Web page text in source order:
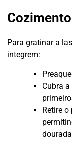
Para gratinar a
integrem:
Cubra
Retire